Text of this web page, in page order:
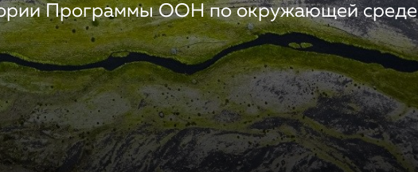
Программы ООН по окружающей среде